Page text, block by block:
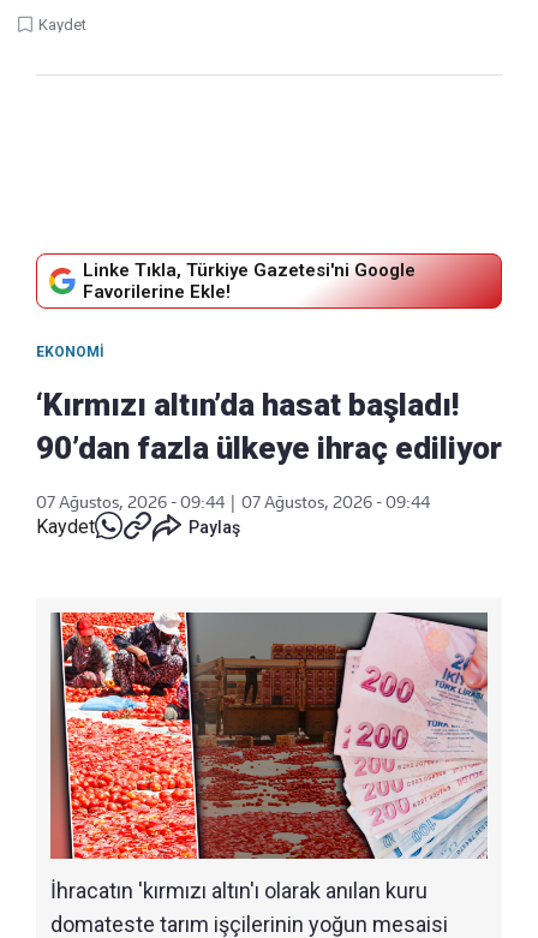
Kaydet
Linke Tıkla, Türkiye Gazetesi'ni Google
Favorilerine Ekle!
EKONOMI
‘Kırmızı altın’da hasat başladı!
90’dan fazla ülkeye ihraç ediliyor
07 Ağustos, 2026 - 09:44 07 Ağustos, 2026 - 09:44
Kaydet Paylaş
İhracatın 'kırmızı altın'ı olarak anılan kuru
domateste tarım işçilerinin yoğun mesaisi